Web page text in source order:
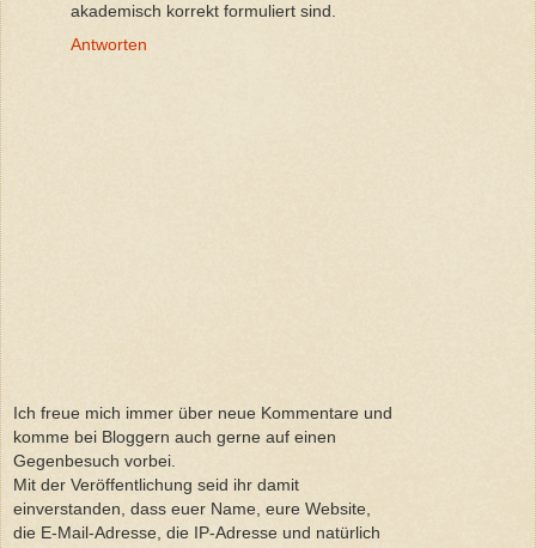
akademisch korrekt formuliert sind.
Antworten
Ich freue mich immer über neue Kommentare und
komme bei Bloggern auch gerne auf einen
Gegenbesuch vorbei.
Mit der Veröffentlichung seid ihr damit
einverstanden, dass euer Name, eure Website,
die E-Mail-Adresse, die IP-Adresse und natürlich